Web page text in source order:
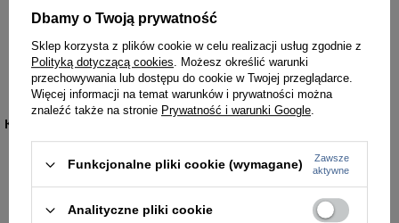
ZEGAREK DZIECIĘCY NA PASKU KOLOROWY PERFECT - TUTTI FRUTTI II (zp680j)
69,00 zł
KATEGORIE
Torebki damskie Torby damskie
Torby męskie Teczki męskie
Dbamy o Twoją prywatność
Sklep korzysta z plików cookie w celu realizacji usług zgodnie z
Polityką dotyczącą cookies. Możesz określić warunki
przechowywania lub dostępu do cookie w Twojej przeglądarce.
Więcej informacji na temat warunków i prywatności można
znaleźć także na stronie Prywatność i warunki Google.
Funkcjonalne pliki cookie (wymagane)
Zawsze
aktywne
Analityczne pliki cookie